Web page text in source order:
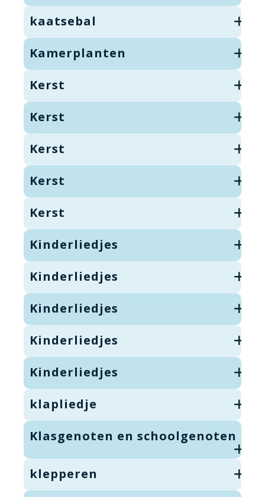
kaatsebal
Kamerplanten
Kerst
Kerst
Kerst
Kerst
Kerst
Kinderliedjes
Kinderliedjes
Kinderliedjes
Kinderliedjes
Kinderliedjes
klapliedje
Klasgenoten en schoolgenoten
klepperen